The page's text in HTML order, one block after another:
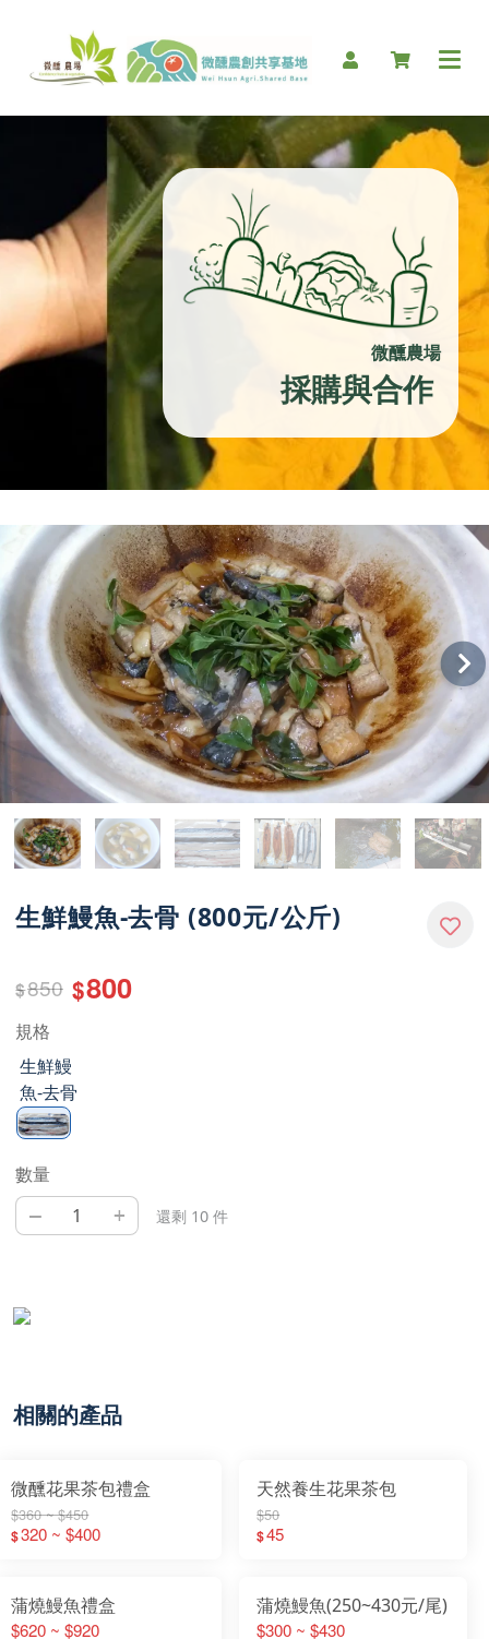
微醺農場
採購與合作
生鮮鰻魚-去骨 (800元/公斤)
$850 $800
規格
生鮮鰻
魚-去骨
數量
– + 還剩 10 件
相關的產品
微醺花果茶包禮盒
$360 ~ $450
$320 ~ $400
天然養生花果茶包
$50
$45
蒲燒鰻魚禮盒
$620 ~ $920
蒲燒鰻魚(250~430元/尾)
$300 ~ $430